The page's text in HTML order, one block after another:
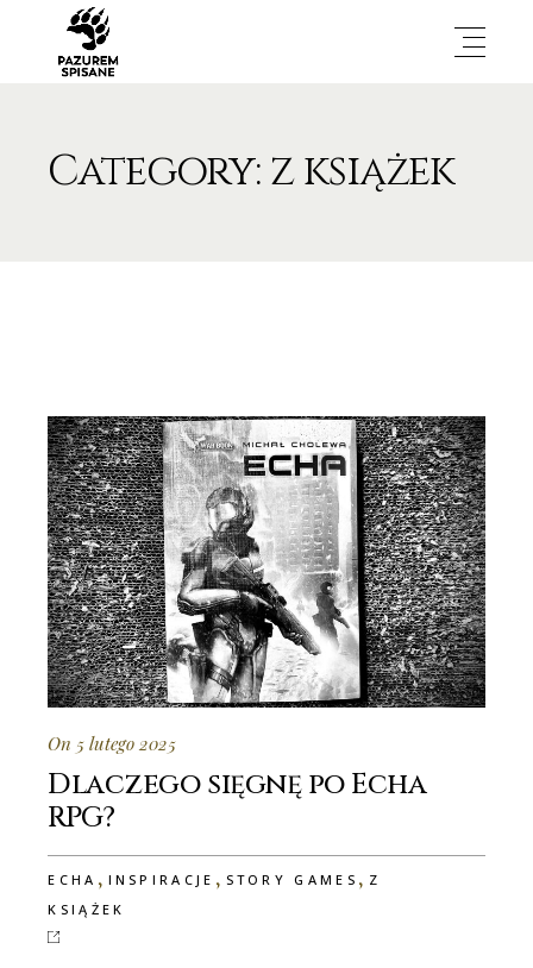
Category: z książek
On 5 lutego 2025
Dlaczego sięgnę po Echa
RPG?
ECHA , INSPIRACJE , STORY GAMES , Z
KSIĄŻEK